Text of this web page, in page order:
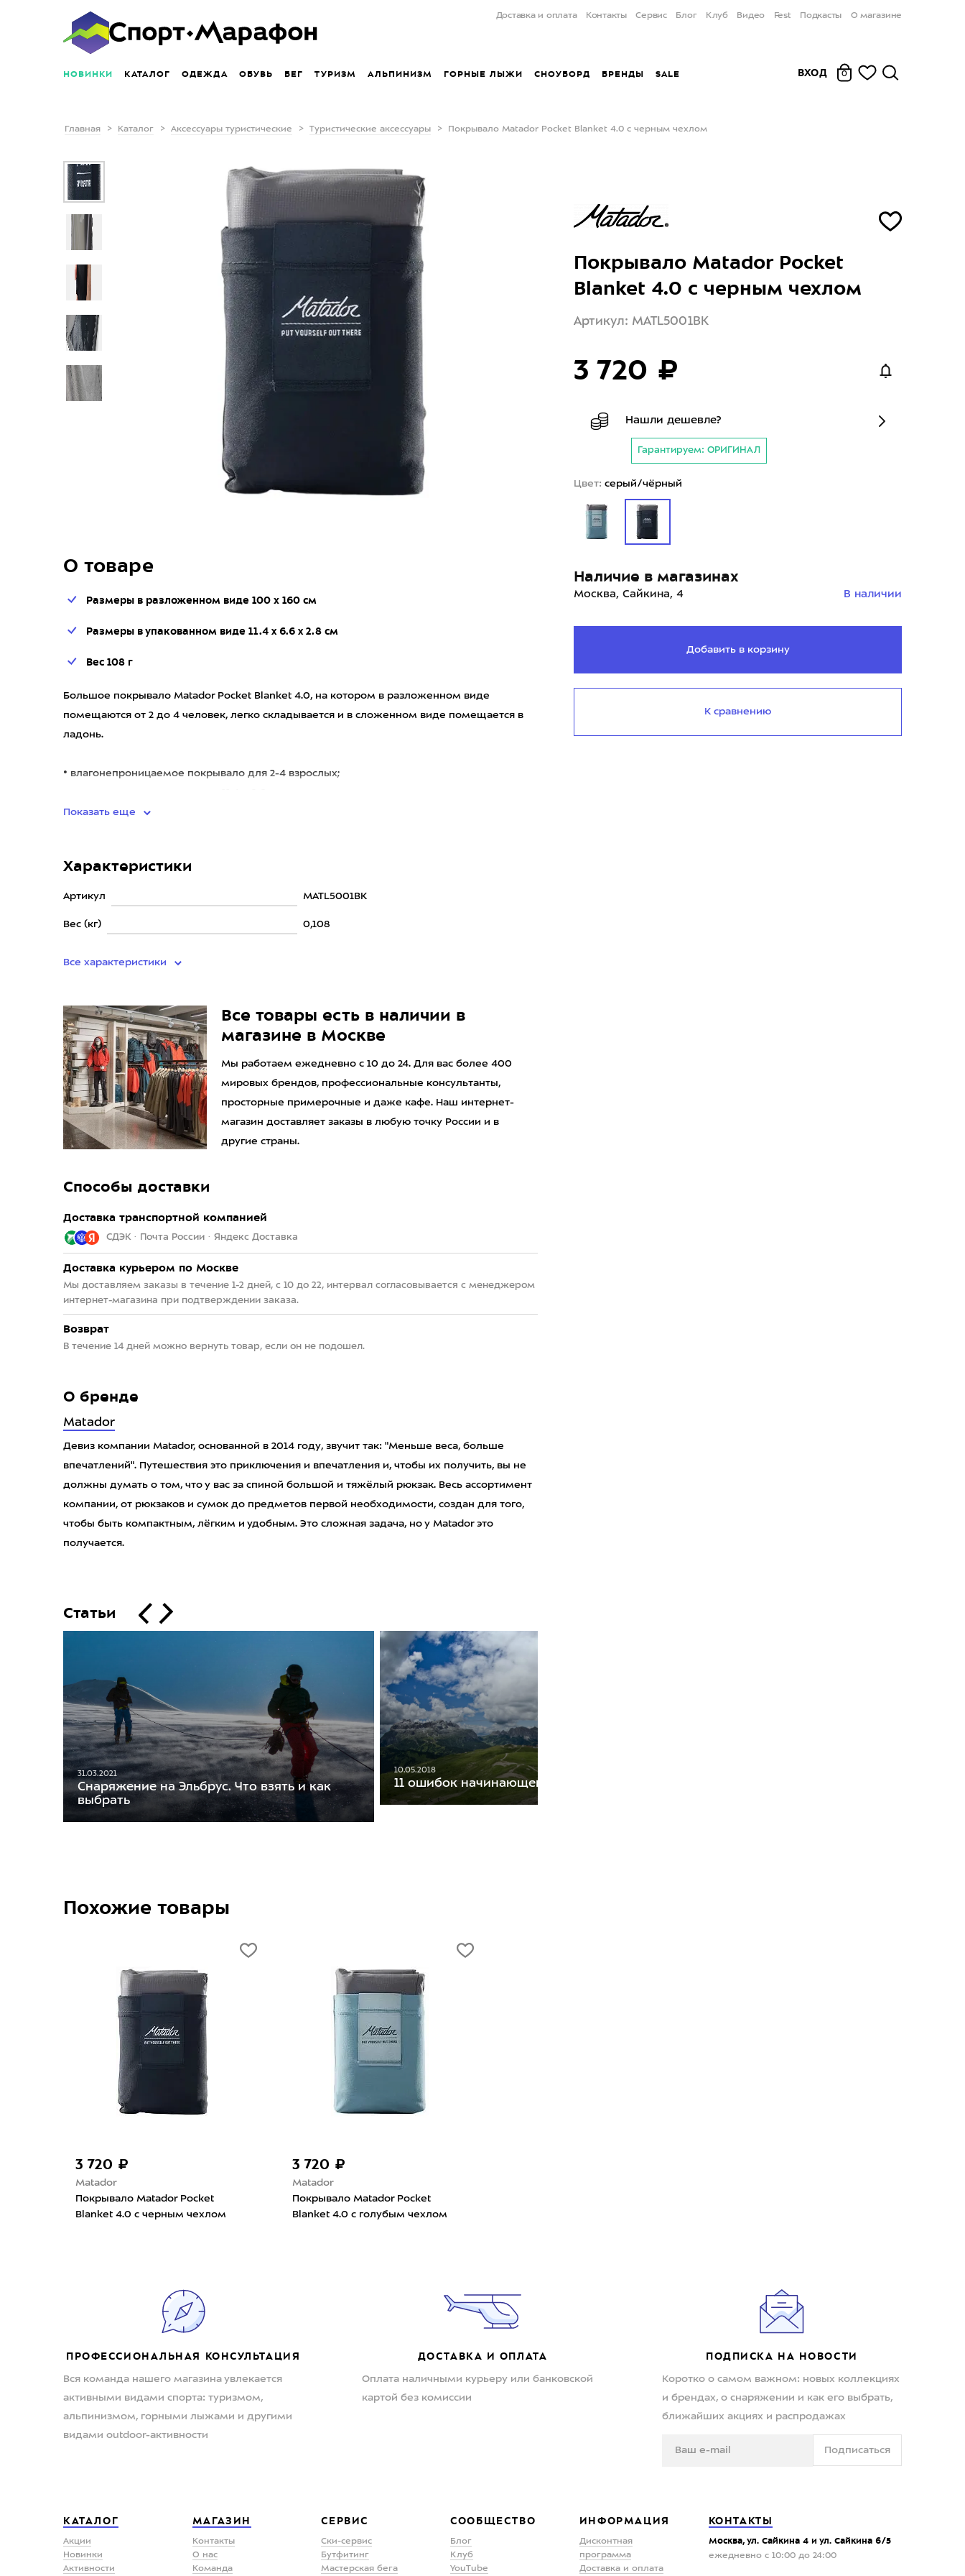
Доставка и оплата Контакты Сервис Блог Клуб Видео Fest Подкасты О магазине
НОВИНКИ КАТАЛОГ ОДЕЖДА ОБУВЬ БЕГ ТУРИЗМ АЛЬПИНИЗМ ГОРНЫЕ ЛЫЖИ СНОУБОРД БРЕНДЫ SALE ВХОД 0
Главная Каталог Аксессуары туристические Туристические аксессуары Покрывало Matador Pocket Blanket 4.0 с черным чехлом
О товаре
Размеры в разложенном виде 100 х 160 см
Размеры в упакованном виде 11.4 x 6.6 x 2.8 см
Вес 108 г
Большое покрывало Matador Pocket Blanket 4.0, на котором в разложенном виде
помещаются от 2 до 4 человек, легко складывается и в сложенном виде помещается в
ладонь.
• влагонепроницаемое покрывало для 2-4 взрослых;
Показать еще
Характеристики
Артикул MATL5001BK
Вес (кг) 0,108
Все характеристики
Все товары есть в наличии в
магазине в Москве
Мы работаем ежедневно с 10 до 24. Для вас более 400
мировых брендов, профессиональные консультанты,
просторные примерочные и даже кафе. Наш интернет-
магазин доставляет заказы в любую точку России и в
другие страны.
Способы доставки
Доставка транспортной компанией
СДЭК · Почта России · Яндекс Доставка
Доставка курьером по Москве
Мы доставляем заказы в течение 1-2 дней, с 10 до 22, интервал согласовывается с менеджером
интернет-магазина при подтверждении заказа.
Возврат
В течение 14 дней можно вернуть товар, если он не подошел.
О бренде
Matador
Девиз компании Matador, основанной в 2014 году, звучит так: "Меньше веса, больше
впечатлений". Путешествия это приключения и впечатления и, чтобы их получить, вы не
должны думать о том, что у вас за спиной большой и тяжёлый рюкзак. Весь ассортимент
компании, от рюкзаков и сумок до предметов первой необходимости, создан для того,
чтобы быть компактным, лёгким и удобным. Это сложная задача, но у Matador это
получается.
Статьи
31.03.2021
Снаряжение на Эльбрус. Что взять и как
выбрать
10.05.2018
11 ошибок начинающего трейлраннера
Покрывало Matador Pocket
Blanket 4.0 с черным чехлом
Артикул: MATL5001BK
3 720 ₽
Нашли дешевле?
Гарантируем: ОРИГИНАЛ
Цвет: серый/чёрный
Наличие в магазинах
Москва, Сайкина, 4 В наличии
Добавить в корзину
К сравнению
Похожие товары
3 720 ₽
Matador
Покрывало Matador Pocket
Blanket 4.0 с черным чехлом
3 720 ₽
Matador
Покрывало Matador Pocket
Blanket 4.0 с голубым чехлом
ПРОФЕССИОНАЛЬНАЯ КОНСУЛЬТАЦИЯ
Вся команда нашего магазина увлекается
активными видами спорта: туризмом,
альпинизмом, горными лыжами и другими
видами outdoor-активности
ДОСТАВКА И ОПЛАТА
Оплата наличными курьеру или банковской
картой без комиссии
ПОДПИСКА НА НОВОСТИ
Коротко о самом важном: новых коллекциях
и брендах, о снаряжении и как его выбрать,
ближайших акциях и распродажах
Подписаться
КАТАЛОГ
Акции
Новинки
Активности
МАГАЗИН
Контакты
О нас
Команда
СЕРВИС
Ски-сервис
Бутфитинг
Мастерская бега
СООБЩЕСТВО
Блог
Клуб
YouTube
ИНФОРМАЦИЯ
Дисконтная
программа
Доставка и оплата
КОНТАКТЫ
Москва, ул. Сайкина 4 и ул. Сайкина 6/5
ежедневно с 10:00 до 24:00